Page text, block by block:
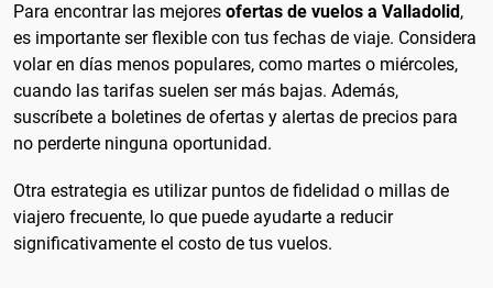
Para encontrar las mejores ofertas de vuelos a Valladolid,
es importante ser flexible con tus fechas de viaje. Considera
volar en días menos populares, como martes o miércoles,
cuando las tarifas suelen ser más bajas. Además,
suscríbete a boletines de ofertas y alertas de precios para
no perderte ninguna oportunidad.
Otra estrategia es utilizar puntos de fidelidad o millas de
viajero frecuente, lo que puede ayudarte a reducir
significativamente el costo de tus vuelos.